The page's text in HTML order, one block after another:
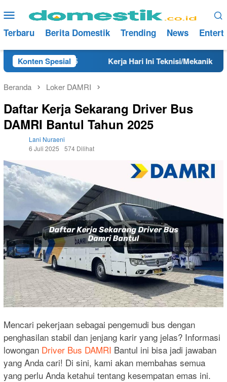
ke
konten
Menu
Mobile
Terbaru Berita Domestik Trending News
Konten Spesial
2025 Kerja Hari Ini Teknisi/Mekanik DAMRI
Beranda Loker DAMRI
Daftar Kerja Sekarang Driver Bus
DAMRI Bantul Tahun 2025
Lani Nuraeni
6 Juli 2025
574 Dilihat
Mencari pekerjaan sebagai pengemudi bus dengan
penghasilan stabil dan jenjang karir yang jelas? Informasi
lowongan Driver Bus DAMRI Bantul ini bisa jadi jawaban
yang Anda cari! Di sini, kami akan membahas semua
yang perlu Anda ketahui tentang kesempatan emas ini.